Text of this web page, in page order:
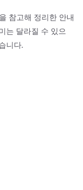
참고해 정리한 안내
는 달라질 수 있으
니다.